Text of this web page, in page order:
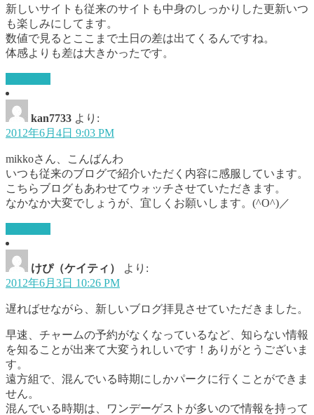
新しいサイトも従来のサイトも中身のしっかりした更新いつ
も楽しみにしてます。
数値で見るとここまで土日の差は出てくるんですね。
体感よりも差は大きかったです。
kan7733 より:
2012年6月4日 9:03 PM
mikkoさん、こんばんわ
いつも従来のブログで紹介いただく内容に感服しています。
こちらブログもあわせてウォッチさせていただきます。
なかなか大変でしょうが、宜しくお願いします。(^O^)／
けぴ（ケイティ）
より:
2012年6月3日 10:26 PM
遅ればせながら、新しいブログ拝見させていただきました。
早速、チャームの予約がなくなっているなど、知らない情報
を知ることが出来て大変うれしいです！ありがとうございま
す。
遠方組で、混んでいる時期にしかパークに行くことができま
せん。
混んでいる時期は、ワンデーゲストが多いので情報を持って